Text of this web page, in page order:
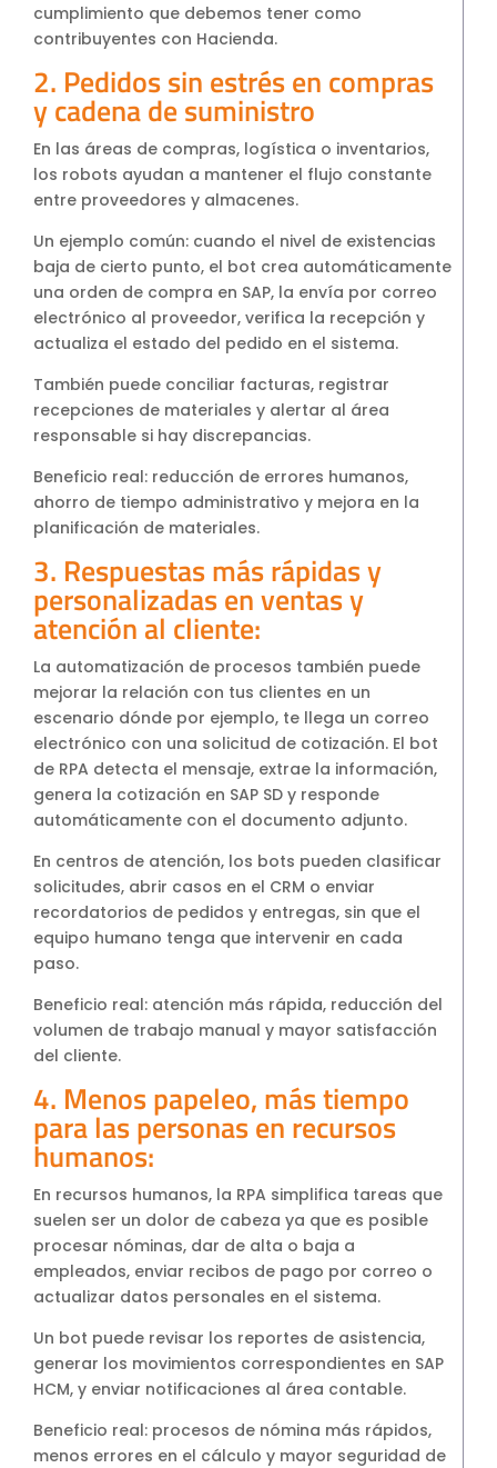
cumplimiento que debemos tener como
contribuyentes con Hacienda.
2. Pedidos sin estrés en compras
y cadena de suministro
En las áreas de compras, logística o inventarios,
los robots ayudan a mantener el flujo constante
entre proveedores y almacenes.
Un ejemplo común: cuando el nivel de existencias
baja de cierto punto, el bot crea automáticamente
una orden de compra en SAP, la envía por correo
electrónico al proveedor, verifica la recepción y
actualiza el estado del pedido en el sistema.
También puede conciliar facturas, registrar
recepciones de materiales y alertar al área
responsable si hay discrepancias.
Beneficio real: reducción de errores humanos,
ahorro de tiempo administrativo y mejora en la
planificación de materiales.
3. Respuestas más rápidas y
personalizadas en ventas y
atención al cliente:
La automatización de procesos también puede
mejorar la relación con tus clientes en un
escenario dónde por ejemplo, te llega un correo
electrónico con una solicitud de cotización. El bot
de RPA detecta el mensaje, extrae la información,
genera la cotización en SAP SD y responde
automáticamente con el documento adjunto.
En centros de atención, los bots pueden clasificar
solicitudes, abrir casos en el CRM o enviar
recordatorios de pedidos y entregas, sin que el
equipo humano tenga que intervenir en cada
paso.
Beneficio real: atención más rápida, reducción del
volumen de trabajo manual y mayor satisfacción
del cliente.
4. Menos papeleo, más tiempo
para las personas en recursos
humanos:
En recursos humanos, la RPA simplifica tareas que
suelen ser un dolor de cabeza ya que es posible
procesar nóminas, dar de alta o baja a
empleados, enviar recibos de pago por correo o
actualizar datos personales en el sistema.
Un bot puede revisar los reportes de asistencia,
generar los movimientos correspondientes en SAP
HCM, y enviar notificaciones al área contable.
Beneficio real: procesos de nómina más rápidos,
menos errores en el cálculo y mayor seguridad de